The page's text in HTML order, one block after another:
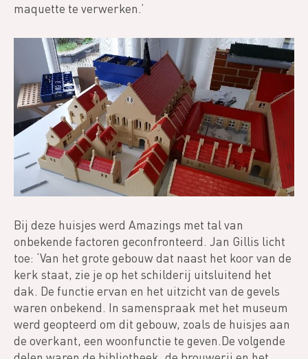
maquette te verwerken.’
Bij deze huisjes werd Amazings met tal van
onbekende factoren geconfronteerd. Jan Gillis licht
toe: ‘Van het grote gebouw dat naast het koor van de
kerk staat, zie je op het schilderij uitsluitend het
dak. De functie ervan en het uitzicht van de gevels
waren onbekend. In samenspraak met het museum
werd geopteerd om dit gebouw, zoals de huisjes aan
de overkant, een woonfunctie te geven.De volgende